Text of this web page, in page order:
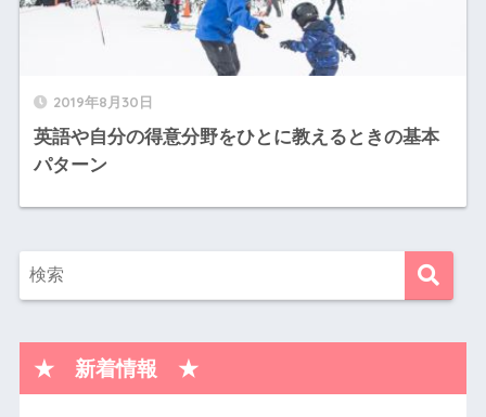
2019年8月30日
英語や自分の得意分野をひとに教えるときの基本
パターン
★ 新着情報 ★